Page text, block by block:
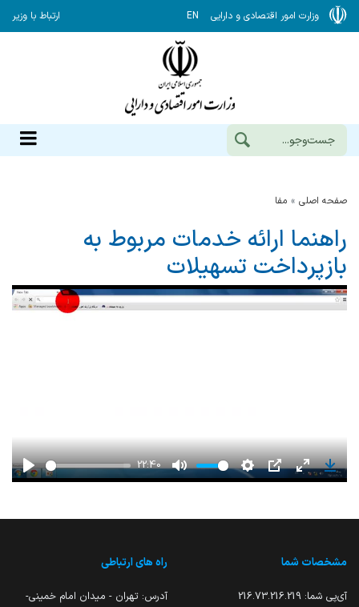
وزارت امور اقتصادی و دارایی EN ارتباط با وزیر
صفحه اصلی مفا
راهنما ارائه خدمات مربوط به
بازپرداخت تسهیلات
Play
22:40
Mute Settings
PIP Enter
مشخصات شما
آی‌پی شما: 216.73.216.219
راه های ارتباطی
آدرس: تهران - میدان امام خمینی-